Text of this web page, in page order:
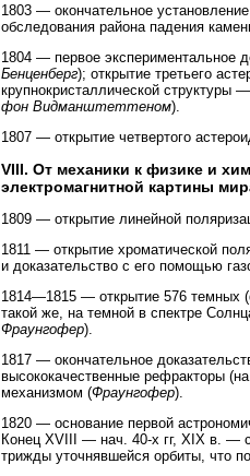
1803 — окончательное
обследования района падения
1804 — первое экспериментальное
Бенценберг); открытие третьего
крупнокристаллической
фон Видманштеттеном).
1807 — открытие четвертого
VIII. От механики к физике и
электромагнитной картины
1809 — открытие линейной
1811 — открытие хроматической
и доказательство с его помощью
1814—1815 — открытие 576 темных
такой же, на темной в спектре
Фраунгофер).
1817 — окончательное
высококачественные рефракторы
механизмом (Фраунгофер).
1820 — основание первой
Конец XVIII — нач. 40-х гг, XIX в. —
трижды уточнявшейся орбиты, что